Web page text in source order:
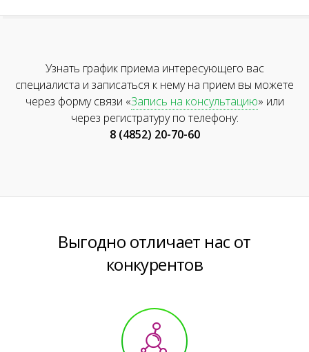
Узнать график приема интересующего вас
специалиста и записаться к нему на прием вы можете
через форму связи «Запись на консультацию» или
через регистратуру по телефону:
8 (4852) 20-70-60
Выгодно отличает нас от
конкурентов